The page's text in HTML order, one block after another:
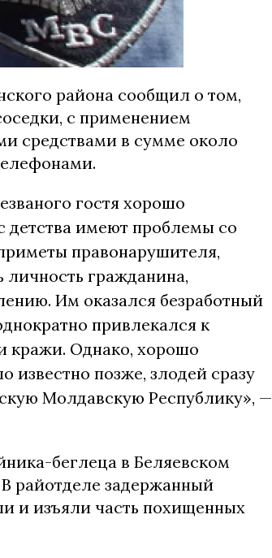
района сообщил о том,
с применением
средствами в сумме около
гостя хорошо
детства имеют проблемы со
правонарушителя,
личность гражданина,
Им оказался безработный
привлекался к
кражи. Однако, хорошо
известно позже, злодей сразу
Молдавскую Республику», —
беглеца в Беляевском
райотделе задержанный
и изъяли часть похищенных